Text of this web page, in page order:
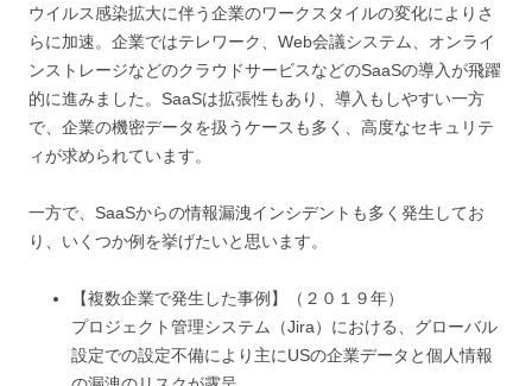
ウイルス感染拡大に伴う企業のワークスタイルの変化によりさ
らに加速。企業ではテレワーク、Web会議システム、オンライ
ンストレージなどのクラウドサービスなどのSaaSの導入が飛躍
的に進みました。SaaSは拡張性もあり、導入もしやすい一方
で、企業の機密データを扱うケースも多く、高度なセキュリテ
ィが求められています。
一方で、SaaSからの情報漏洩インシデントも多く発生してお
り、いくつか例を挙げたいと思います。
【複数企業で発生した事例】（２０１９年）
プロジェクト管理システム（Jira）における、グローバル
設定での設定不備により主にUSの企業データと個人情報